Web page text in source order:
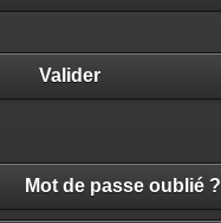
Valider
Mot de passe oublié ?